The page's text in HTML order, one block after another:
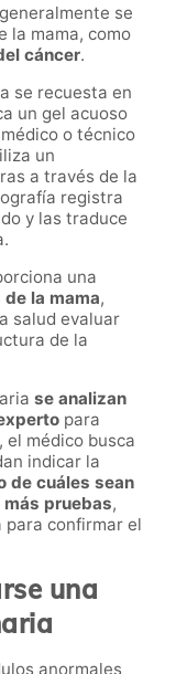
se
la mama, como
cáncer.
se recuesta en
un gel acuoso
o técnico
un
a través de la
registra
y las traduce
una
la mama,
salud evaluar
de la
se analizan
para
médico busca
indicar la
de cuáles sean
pruebas,
para confirmar el
una
anormales